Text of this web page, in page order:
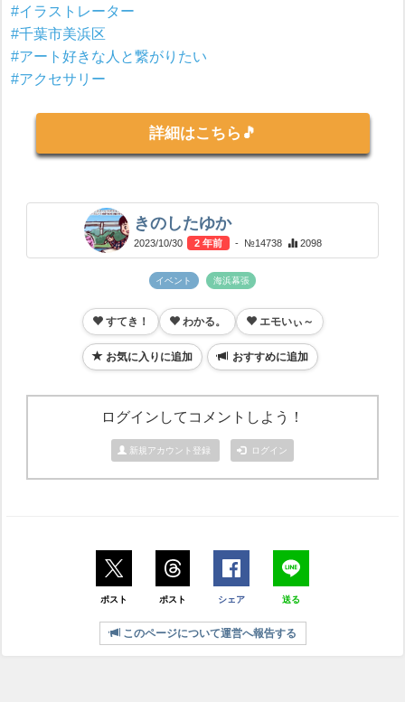
#イラストレーター
#千葉市美浜区
#アート好きな人と繋がりたい
#アクセサリー
詳細はこちら🎵
きのしたゆか
2023/10/30 2 年前 - №14738 2098
イベント 海浜幕張
すてき！ わかる。 エモいぃ～
お気に入りに追加 おすすめに追加
ログインしてコメントしよう！
新規アカウント登録 ログイン
ポスト ポスト シェア 送る
このページについて運営へ報告する